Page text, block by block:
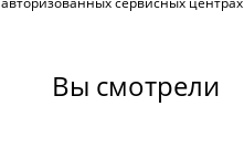
Вы смотрели